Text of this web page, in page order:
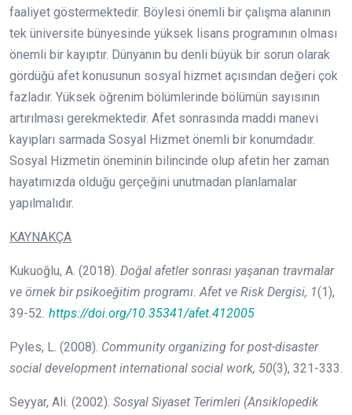
faaliyet göstermektedir. Böylesi önemli bir çalışma alanının
tek üniversite bünyesinde yüksek lisans programının olması
önemli bir kayıptır. Dünyanın bu denli büyük bir sorun olarak
gördüğü afet konusunun sosyal hizmet açısından değeri çok
fazladır. Yüksek öğrenim bölümlerinde bölümün sayısının
artırılması gerekmektedir. Afet sonrasında maddi manevi
kayıpları sarmada Sosyal Hizmet önemli bir konumdadır.
Sosyal Hizmetin öneminin bilincinde olup afetin her zaman
hayatımızda olduğu gerçeğini unutmadan planlamalar
yapılmalıdır.
KAYNAKÇA
Kukuoğlu, A. (2018). Doğal afetler sonrası yaşanan travmalar
ve örnek bir psikoeğitim programı. Afet ve Risk Dergisi, 1(1),
39-52. https://doi.org/10.35341/afet.412005
Pyles, L. (2008). Community organizing for post-disaster
social development international social work, 50(3), 321-333.
Seyyar, Ali. (2002). Sosyal Siyaset Terimleri (Ansiklopedik